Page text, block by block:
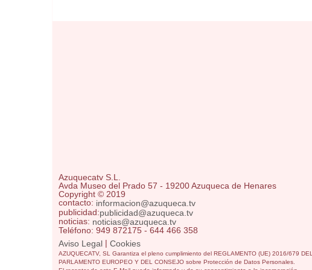
Azuquecatv S.L.
Avda Museo del Prado 57 - 19200 Azuqueca de Henares
Copyright © 2019
contacto: informacion@azuqueca.tv
publicidad:publicidad@azuqueca.tv
noticias: noticias@azuqueca.tv
Teléfono: 949 872175 - 644 466 358
Aviso Legal | Cookies
AZUQUECATV, SL Garantiza el pleno cumplimiento del REGLAMENTO (UE) 2016/679 DEL
PARLAMENTO EUROPEO Y DEL CONSEJO sobre Protección de Datos Personales.